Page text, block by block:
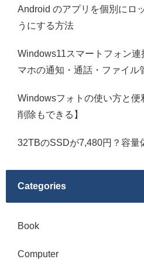
Android のアプリを個別にロ
うにする方法
Windows11スマートフォン
マホの通知・通話・ファイル
Windowsフォトの使い方と
削除もできる】
32TBのSSDが7,480円？容量
Categories
Book
Computer